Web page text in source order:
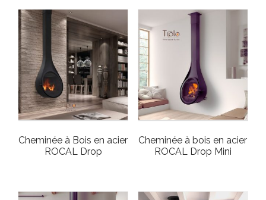
Cheminée à Bois en acier
ROCAL Drop
Cheminée à bois en acier
ROCAL Drop Mini